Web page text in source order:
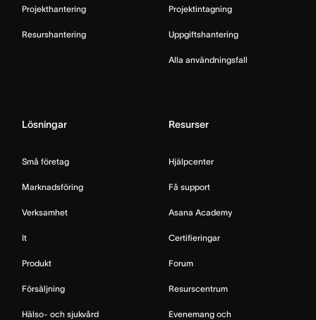
Projekthantering
Resurshantering
Projektintagning
Uppgiftshantering
Alla användningsfall
Lösningar
Små företag
Marknadsföring
Verksamhet
It
Produkt
Försäljning
Hälso- och sjukvård
Resurser
Hjälpcenter
Få support
Asana Academy
Certifieringar
Forum
Resurscentrum
Evenemang och